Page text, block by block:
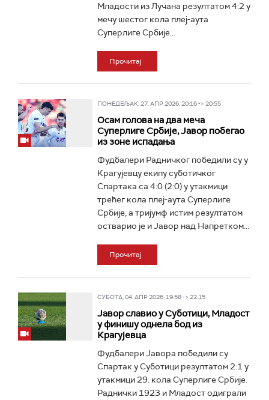
Младости из Лучана резултатом 4:2 у
мечу шестог кола плеј-аута
Суперлиге Србије...
Прочитај
ПОНЕДЕЉАК, 27. АПР 2026, 20:16 -> 20:55
Осам голова на два меча
Суперлиге Србије, Јавор побегао
из зоне испадања
Фудбалери Радничког победили су у
Крагујевцу екипу суботичког
Спартака са 4:0 (2:0) у утакмици
трећег кола плеј-аута Суперлиге
Србије, а тријумф истим резултатом
остварио је и Јавор над Напретком...
Прочитај
СУБОТА, 04. АПР 2026, 19:58 -> 22:15
Јавор славио у Суботици, Младост
у финишу однела бод из
Крагујевца
Фудбалери Јавора победили су
Спартак у Суботици резултатом 2:1 у
утакмици 29. кола Суперлиге Србије.
Раднички 1923 и Младост одиграли